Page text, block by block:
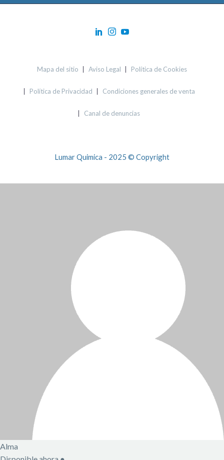
Mapa del sitio Aviso Legal Política de Cookies
Política de Privacidad Condiciones generales de venta
Canal de denuncias
Lumar Quimica - 2025 © Copyright
Alma